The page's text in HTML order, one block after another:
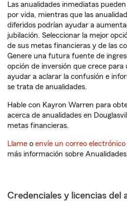
Las anualidades inmediatas
por vida, mientras que las
diferidos podrían ayudar a
jubilación. Seleccionar la mejor
de sus metas financieras y de las
Genere una futura fuente de
opción de inversión que crece
ayudar a aclarar la confusión e
se trata de anualidades.
Hable con Kayron Warren para
acerca de anualidades en
metas financieras.
Llame o envíe un correo electrónico
más información sobre
Credenciales y licencias del